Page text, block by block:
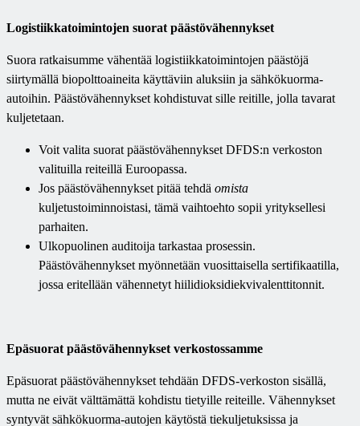
Logistiikkatoimintojen suorat päästövähennykset
Suora ratkaisumme vähentää logistiikkatoimintojen päästöjä
siirtymällä biopolttoaineita käyttäviin aluksiin ja sähkökuorma-
autoihin. Päästövähennykset kohdistuvat sille reitille, jolla tavarat
kuljetetaan.
Voit valita suorat päästövähennykset DFDS:n verkoston
valituilla reiteillä Euroopassa.
Jos päästövähennykset pitää tehdä omista
kuljetustoiminnoistasi, tämä vaihtoehto sopii yrityksellesi
parhaiten.
Ulkopuolinen auditoija tarkastaa prosessin.
Päästövähennykset myönnetään vuosittaisella sertifikaatilla,
jossa eritellään vähennetyt hiilidioksidiekvivalenttitonnit.
Epäsuorat päästövähennykset verkostossamme
Epäsuorat päästövähennykset tehdään DFDS-verkoston sisällä,
mutta ne eivät välttämättä kohdistu tietyille reiteille. Vähennykset
syntyvät sähkökuorma-autojen käytöstä tiekuljetuksissa ja